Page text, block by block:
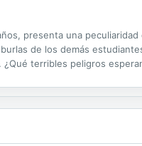
presenta una
de los demás
terribles peligros